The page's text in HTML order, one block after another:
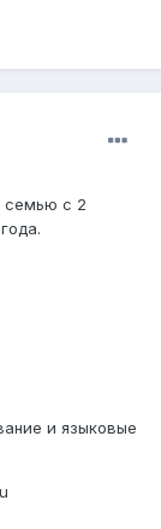
семью с 2
и языковые